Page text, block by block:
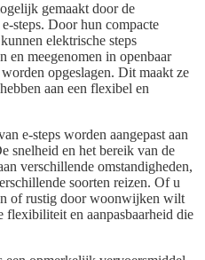
gemaakt door de
steps. Door hun compacte
elektrische steps
en meegenomen in openbaar
opgeslagen. Dit maakt ze
aan een flexibel en
e-steps worden aangepast aan
snelheid en het bereik van de
verschillende omstandigheden,
soorten reizen. Of u
of rustig door woonwijken wilt
flexibiliteit en aanpasbaarheid die